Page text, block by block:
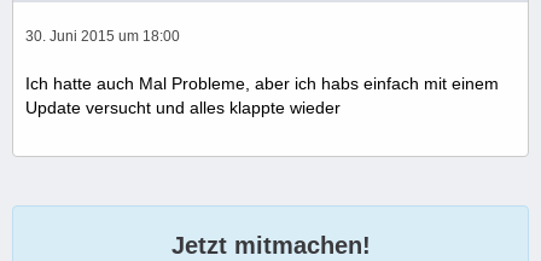
30. Juni 2015 um 18:00
Ich hatte auch Mal Probleme, aber ich habs einfach mit einem
Update versucht und alles klappte wieder
Jetzt mitmachen!